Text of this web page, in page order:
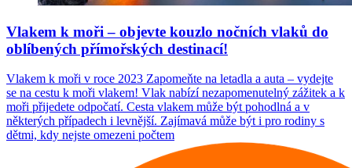
Vlakem k moři – objevte kouzlo nočních vlaků do
oblíbených přímořských destinací!
Vlakem k moři v roce 2023 Zapomeňte na letadla a auta – vydejte
se na cestu k moři vlakem! Vlak nabízí nezapomenutelný zážitek a k
moři přijedete odpočatí. Cesta vlakem může být pohodlná a v
některých případech i levnější. Zajímavá může být i pro rodiny s
dětmi, kdy nejste omezeni počtem